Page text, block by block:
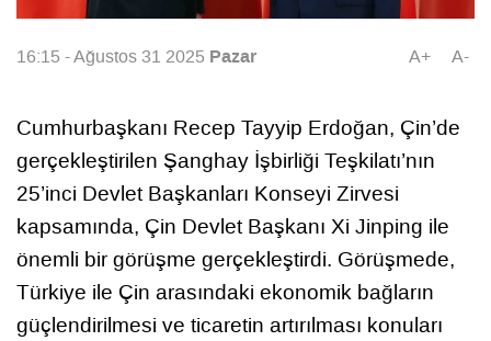
16:15 - Ağustos 31 2025 Pazar A+ A-
Cumhurbaşkanı Recep Tayyip Erdoğan, Çin’de
gerçekleştirilen Şanghay İşbirliği Teşkilatı’nın
25’inci Devlet Başkanları Konseyi Zirvesi
kapsamında, Çin Devlet Başkanı Xi Jinping ile
önemli bir görüşme gerçekleştirdi. Görüşmede,
Türkiye ile Çin arasındaki ekonomik bağların
güçlendirilmesi ve ticaretin artırılması konuları